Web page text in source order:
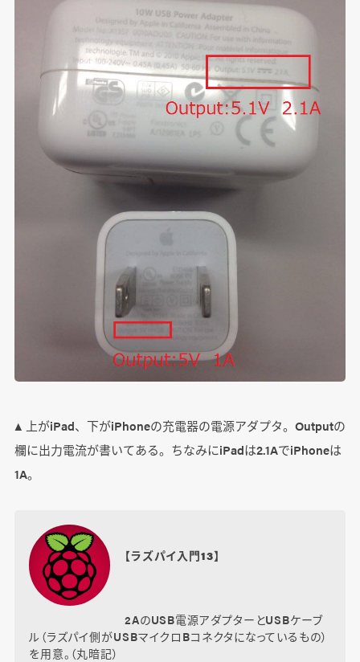
▲ 上がiPad、下がiPhoneの充電器の電源アダプタ。Outputの
欄に出力電流が書いてある。ちなみにiPadは2.1AでiPhoneは
1A。
【ラズパイ入門13】
2AのUSB電源アダプターとUSBケーブ
ル（ラズパイ側がUSBマイクロBコネクタになっているもの）
を用意。（丸暗記）